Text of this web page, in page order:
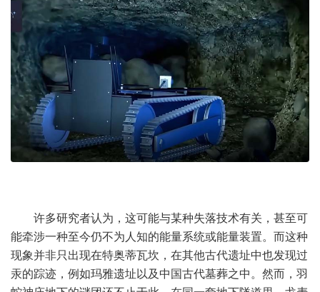
许多研究者认为，这可能与某种失落技术有关，甚至可
能牵涉一种至今仍不为人知的能量系统或能量装置。而这种
现象并非只出现在特奥蒂瓦坎，在其他古代遗址中也发现过
汞的踪迹，例如玛雅遗址以及中国古代墓葬之中。然而，羽